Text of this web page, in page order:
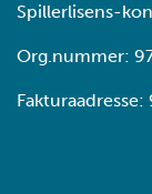
Spillerlisens-
Org.nummer: